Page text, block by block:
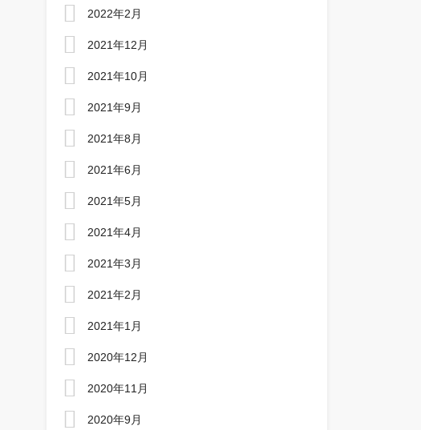
2022年2月
2021年12月
2021年10月
2021年9月
2021年8月
2021年6月
2021年5月
2021年4月
2021年3月
2021年2月
2021年1月
2020年12月
2020年11月
2020年9月